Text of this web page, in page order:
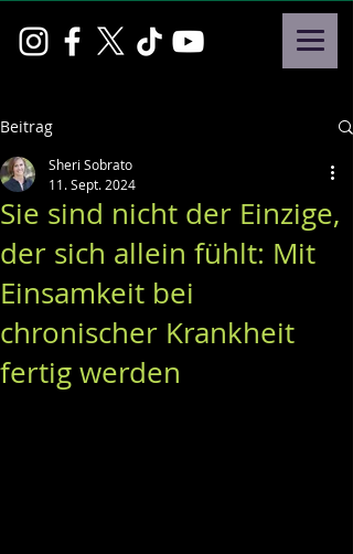
Beitrag
Sie sind nicht der Einzige,
der sich allein fühlt: Mit
Einsamkeit bei
chronischer Krankheit
fertig werden
Sheri Sobrato
11. Sept. 2024